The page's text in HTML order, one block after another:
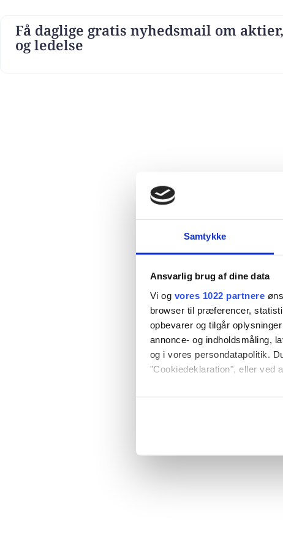
Samtykke
Ansvarlig brug af dine data
Vi og vores 1022 partnere
browser til præferencer,
opbevarer og tilgår
annonce- og indholdsmåling,
og i vores persondatapolitik.
"Cookiedeklaration", eller ved
Identificere din enhed
Få daglige gratis nyhedsmail om
og ledelse